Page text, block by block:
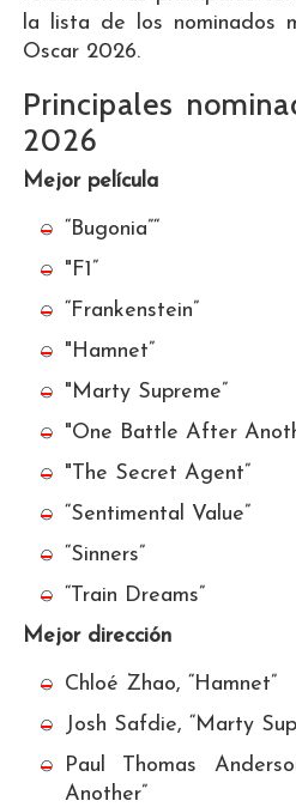
la lista de los nominados
Oscar 2026.
Principales
2026
Mejor película
“Bugonia”“
"F1”
“Frankenstein”
"Hamnet”
"Marty Supreme”
"One Battle After
"The Secret Agent”
“Sentimental Value”
“Sinners”
“Train Dreams”
Mejor dirección
Chloé Zhao, “Hamnet”
Josh Safdie, “Marty
Paul Thomas
Another”